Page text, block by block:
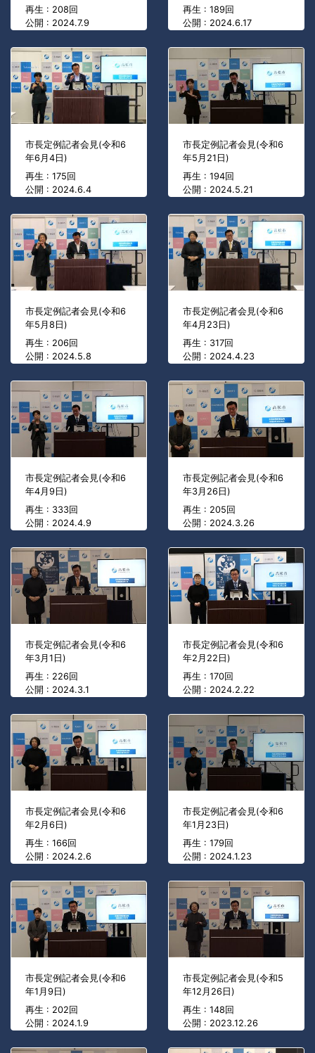
再生 : 208回
公開 : 2024.7.9
再生 : 189回
公開 : 2024.6.17
市長定例記者会見(令和6
年6月4日)
再生 : 175回
公開 : 2024.6.4
市長定例記者会見(令和6
年5月21日)
再生 : 194回
公開 : 2024.5.21
市長定例記者会見(令和6
年5月8日)
再生 : 206回
公開 : 2024.5.8
市長定例記者会見(令和6
年4月23日)
再生 : 317回
公開 : 2024.4.23
市長定例記者会見(令和6
年4月9日)
再生 : 333回
公開 : 2024.4.9
市長定例記者会見(令和6
年3月26日)
再生 : 205回
公開 : 2024.3.26
市長定例記者会見(令和6
年3月1日)
再生 : 226回
公開 : 2024.3.1
市長定例記者会見(令和6
年2月22日)
再生 : 170回
公開 : 2024.2.22
市長定例記者会見(令和6
年2月6日)
再生 : 166回
公開 : 2024.2.6
市長定例記者会見(令和6
年1月23日)
再生 : 179回
公開 : 2024.1.23
市長定例記者会見(令和6
年1月9日)
再生 : 202回
公開 : 2024.1.9
市長定例記者会見(令和5
年12月26日)
再生 : 148回
公開 : 2023.12.26